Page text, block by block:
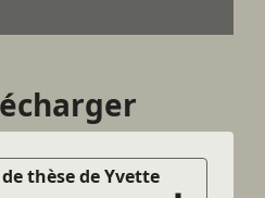
thèse de Yvette